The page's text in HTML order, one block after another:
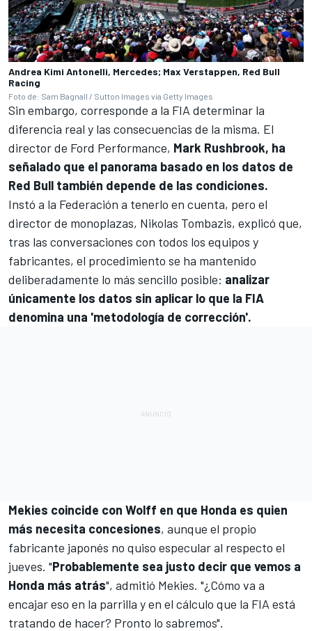
Andrea Kimi Antonelli, Mercedes; Max Verstappen, Red Bull
Racing
Foto de: Sam Bagnall / Sutton Images vía Getty Images
Sin embargo, corresponde a la FIA determinar la
diferencia real y las consecuencias de la misma. El
director de Ford Performance, Mark Rushbrook, ha
señalado que el panorama basado en los datos de
Red Bull también depende de las condiciones.
Instó a la Federación a tenerlo en cuenta, pero el
director de monoplazas, Nikolas Tombazis, explicó que,
tras las conversaciones con todos los equipos y
fabricantes, el procedimiento se ha mantenido
deliberadamente lo más sencillo posible: analizar
únicamente los datos sin aplicar lo que la FIA
denomina una 'metodología de corrección'.
Mekies coincide con Wolff en que Honda es quien
más necesita concesiones, aunque el propio
fabricante japonés no quiso especular al respecto el
jueves. "Probablemente sea justo decir que vemos a
Honda más atrás", admitió Mekies. "¿Cómo va a
encajar eso en la parrilla y en el cálculo que la FIA está
tratando de hacer? Pronto lo sabremos".